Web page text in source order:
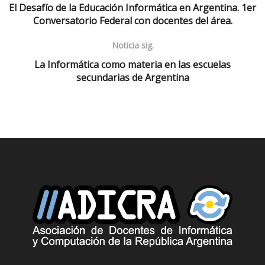
El Desafío de la Educación Informática en Argentina. 1er
Conversatorio Federal con docentes del área.
Noticia sig.
La Informática como materia en las escuelas
secundarias de Argentina